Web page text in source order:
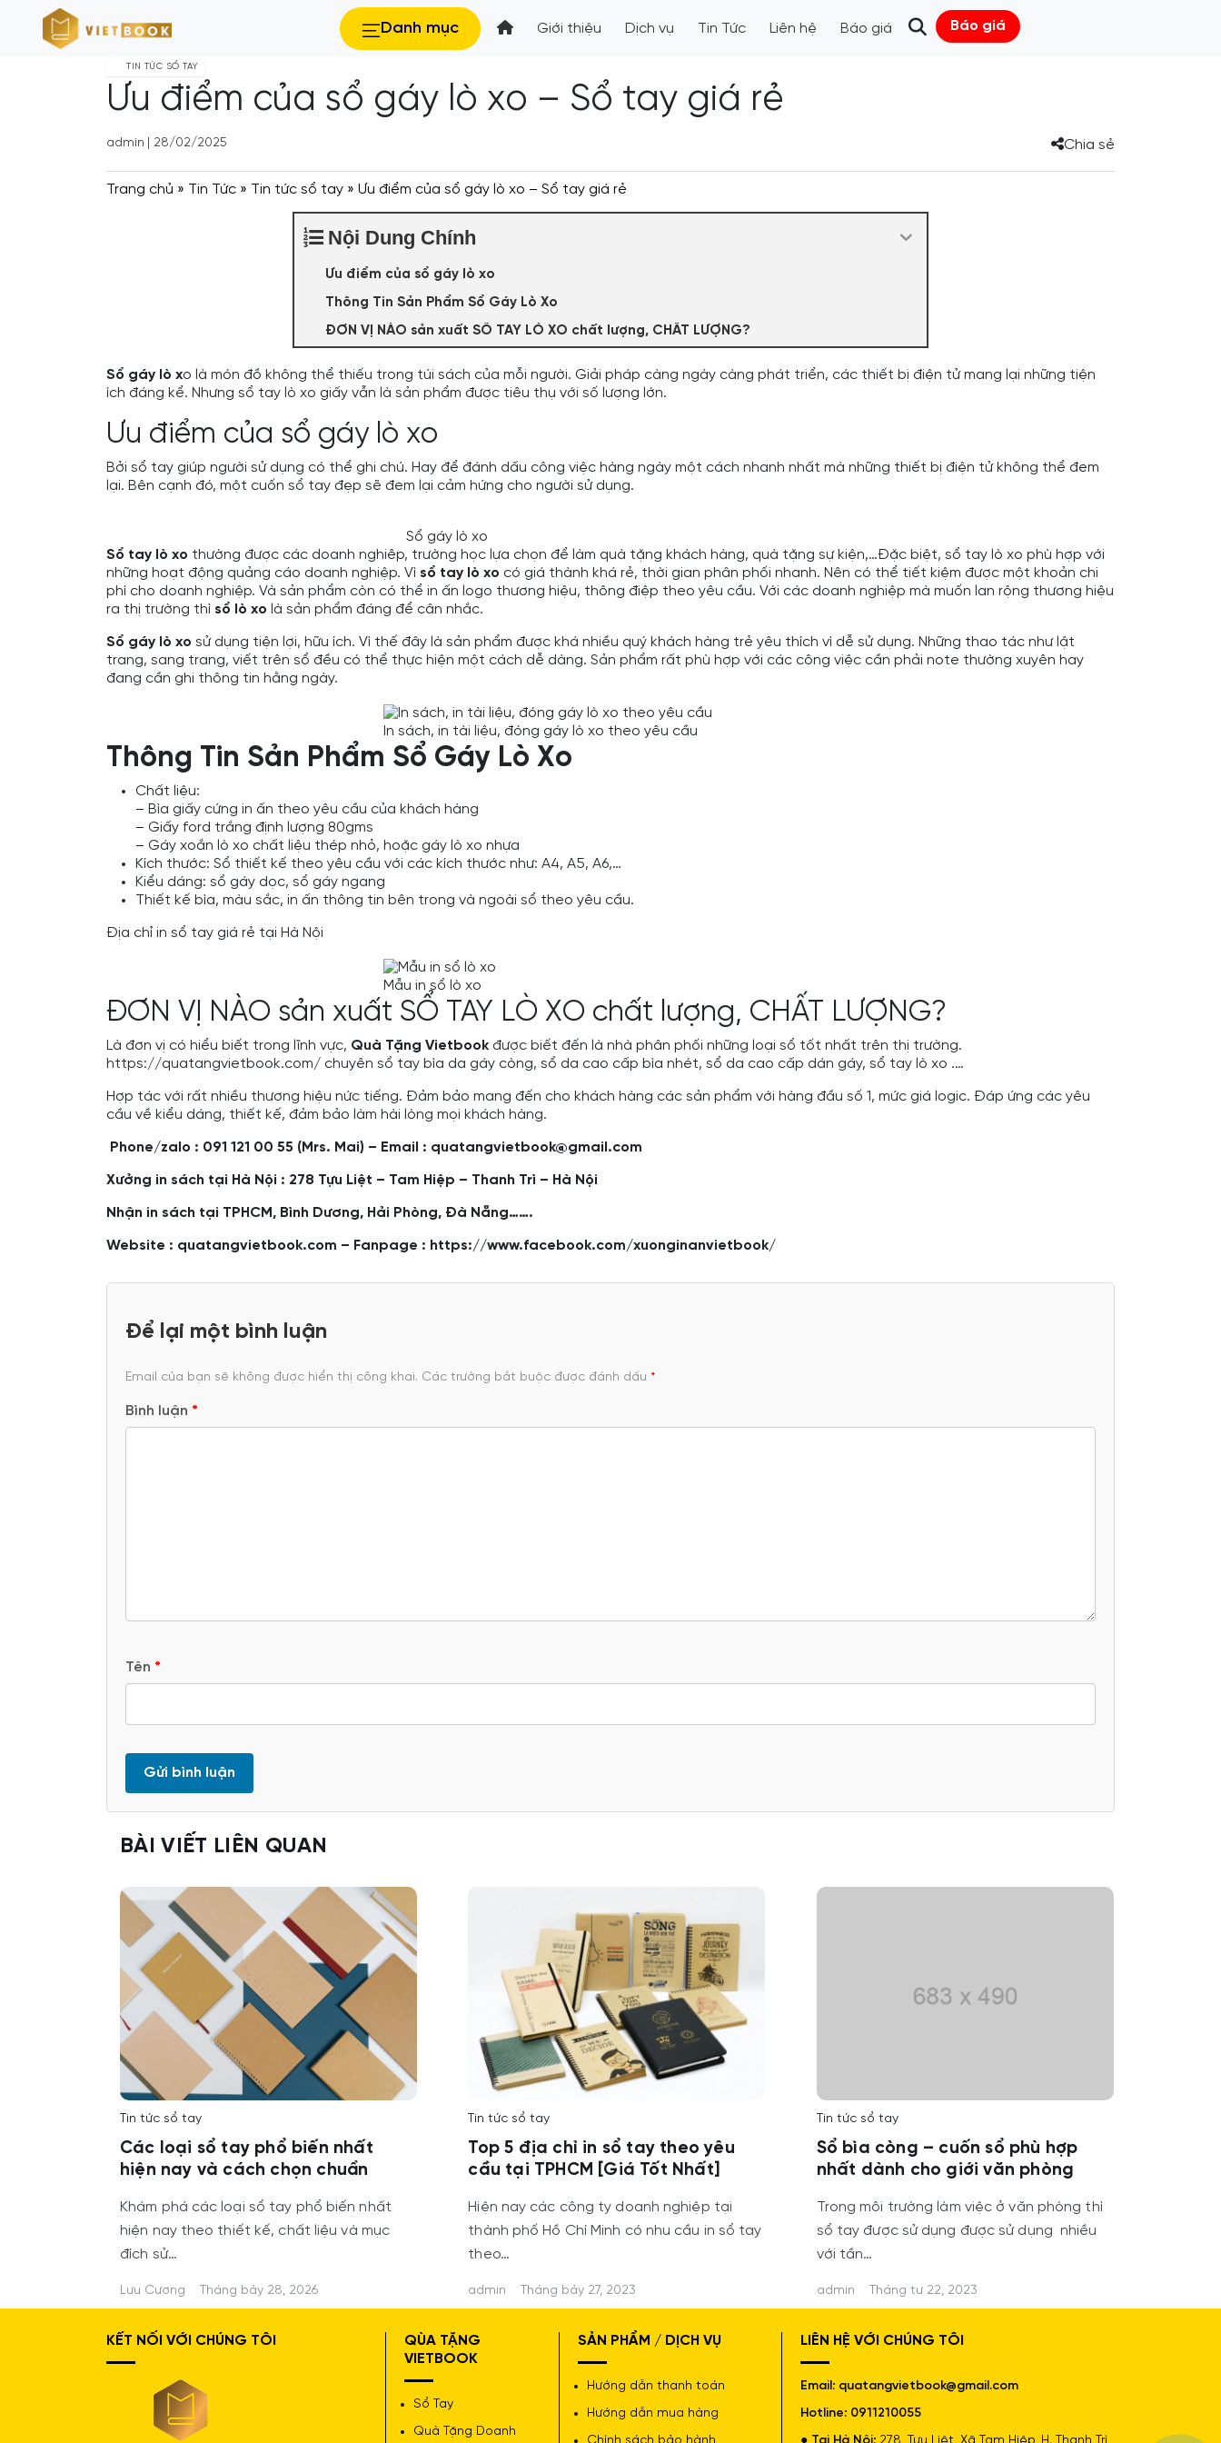
Danh mục Giới thiệu Dịch vụ Tin Tức Liên hệ Báo giá Báo giá
TIN TỨC SỔ TAY
Ưu điểm của sổ gáy lò xo – Sổ tay giá rẻ
admin 28/02/2025 Chia sẻ
Trang chủ » Tin Tức » Tin tức sổ tay » Ưu điểm của sổ gáy lò xo – Sổ tay giá rẻ
Nội Dung Chính
Ưu điểm của sổ gáy lò xo
Thông Tin Sản Phẩm Sổ Gáy Lò Xo
ĐƠN VỊ NÀO sản xuất SỔ TAY LÒ XO chất lượng, CHẤT LƯỢNG?
Sổ gáy lò xo là món đồ không thể thiếu trong túi sách của mỗi người. Giải pháp càng ngày càng phát triển, các thiết bị điện tử mang lại những tiện
ích đáng kể. Nhưng sổ tay lò xo giấy vẫn là sản phẩm được tiêu thụ với số lượng lớn.
Ưu điểm của sổ gáy lò xo
Bởi sổ tay giúp người sử dụng có thể ghi chú. Hay để đánh dấu công việc hàng ngày một cách nhanh nhất mà những thiết bị điện tử không thể đem
lại. Bên cạnh đó, một cuốn sổ tay đẹp sẽ đem lại cảm hứng cho người sử dụng.
Sổ gáy lò xo
Sổ tay lò xo thường được các doanh nghiêp, trường học lựa chọn để làm quà tặng khách hàng, quà tặng sự kiện,…Đặc biệt, sổ tay lò xo phù hợp với
những hoạt động quảng cáo doanh nghiệp. Vì sổ tay lò xo có giá thành khá rẻ, thời gian phân phối nhanh. Nên có thể tiết kiệm được một khoản chi
phí cho doanh nghiệp. Và sản phẩm còn có thể in ấn logo thương hiệu, thông điệp theo yêu cầu. Với các doanh nghiệp mà muốn lan rộng thương hiệu
ra thị trường thì sổ lò xo là sản phẩm đáng để cân nhắc.
Sổ gáy lò xo sử dụng tiện lợi, hữu ích. Vì thế đây là sản phẩm được khá nhiều quý khách hàng trẻ yêu thích vì dễ sử dụng. Những thao tác như lật
trang, sang trang, viết trên sổ đều có thể thực hiện một cách dễ dàng. Sản phẩm rất phù hợp với các công việc cần phải note thường xuyên hay
đang cần ghi thông tin hằng ngày.
In sách, in tài liệu, đóng gáy lò xo theo yêu cầu
Thông Tin Sản Phẩm Sổ Gáy Lò Xo
Chất liệu:
– Bìa giấy cứng in ấn theo yêu cầu của khách hàng
– Giấy ford trắng định lượng 80gms
– Gáy xoắn lò xo chất liệu thép nhỏ, hoặc gáy lò xo nhựa
Kích thước: Sổ thiết kế theo yêu cầu với các kích thước như: A4, A5, A6,…
Kiểu dáng: sổ gáy dọc, sổ gáy ngang
Thiết kế bìa, màu sắc, in ấn thông tin bên trong và ngoài sổ theo yêu cầu.
Địa chỉ in sổ tay giá rẻ tại Hà Nội
Mẫu in sổ lò xo
ĐƠN VỊ NÀO sản xuất SỔ TAY LÒ XO chất lượng, CHẤT LƯỢNG?
Là đơn vị có hiểu biết trong lĩnh vực, Quà Tặng Vietbook được biết đến là nhà phân phối những loại sổ tốt nhất trên thị trường.
https://quatangvietbook.com/ chuyên sổ tay bìa da gáy còng, sổ da cao cấp bìa nhét, sổ da cao cấp dán gáy, sổ tay lò xo .…
Hợp tác với rất nhiều thương hiệu nức tiếng. Đảm bảo mang đến cho khách hàng các sản phẩm với hàng đầu số 1, mức giá logic. Đáp ứng các yêu
cầu về kiểu dáng, thiết kế, đảm bảo làm hài lòng mọi khách hàng.
Phone/zalo : 091 121 00 55 (Mrs. Mai) – Email : quatangvietbook@gmail.com
Xưởng in sách tại Hà Nội : 278 Tựu Liệt – Tam Hiệp – Thanh Trì – Hà Nội
Nhận in sách tại TPHCM, Bình Dương, Hải Phòng, Đà Nẵng…….
Website : quatangvietbook.com – Fanpage : https://www.facebook.com/xuonginanvietbook/
Để lại một bình luận
Email của bạn sẽ không được hiển thị công khai. Các trường bắt buộc được đánh dấu *
Bình luận *
Tên *
BÀI VIẾT LIÊN QUAN
Tin tức sổ tay
Các loại sổ tay phổ biến nhất
hiện nay và cách chọn chuẩn
Khám phá các loại sổ tay phổ biến nhất
hiện nay theo thiết kế, chất liệu và mục
đích sử…
Lưu Cương Tháng bảy 28, 2026
Tin tức sổ tay
Top 5 địa chỉ in sổ tay theo yêu
cầu tại TPHCM [Giá Tốt Nhất]
Hiện nay các công ty doanh nghiệp tại
thành phố Hồ Chí Minh có nhu cầu in sổ tay
theo…
admin Tháng bảy 27, 2023
Tin tức sổ tay
Sổ bìa còng – cuốn sổ phù hợp
nhất dành cho giới văn phòng
Trong môi trường làm việc ở văn phòng thì
sổ tay được sử dụng được sử dụng nhiều
với tần…
admin Tháng tư 22, 2023
KẾT NỐI VỚI CHÚNG TÔI
QÙA TẶNG
VIETBOOK
Sổ Tay
Quà Tặng Doanh
SẢN PHẨM / DỊCH VỤ
Hướng dẫn thanh toán
Hướng dẫn mua hàng
LIÊN HỆ VỚI CHÚNG TÔI
Email: quatangvietbook@gmail.com
Hotline: 0911210055